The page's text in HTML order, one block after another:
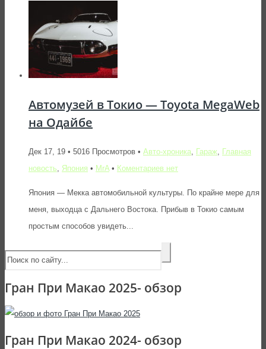
Автомузей в Токио — Toyota MegaWeb
на Одайбе
Дек 17, 19 • 5016 Просмотров • Авто-хроника Гараж Главная
новость
Япония • MrA • Коментариев нет
Япония — Мекка автомобильной культуры. По крайне мере для
меня, выходца с Дальнего Востока. Прибыв в Токио самым
простым способов увидеть...
Гран При Макао 2025- обзор
Гран При Макао 2024- обзор